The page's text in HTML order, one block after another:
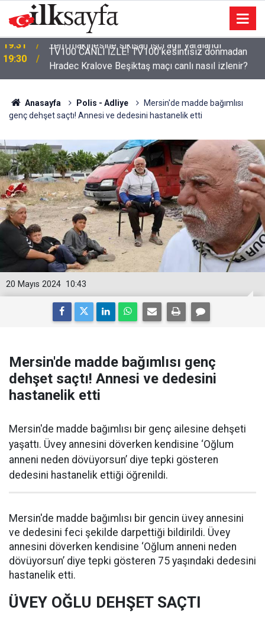
19:30
TV100 CANLI İZLE! TV100 kesintisiz donmadan
Hradec Kralove Beşiktaş maçı canlı nasıl izlenir?
Anasayfa Polis - Adliye
Mersin'de madde bağımlısı
genç dehşet saçtı! Annesi ve dedesini hastanelik etti
10:43
20 Mayıs 2024
Mersin'de madde bağımlısı genç
dehşet saçtı! Annesi ve dedesini
hastanelik etti
Mersin'de madde bağımlısı bir genç ailesine dehşeti
yaşattı. Üvey annesini döverken kendisine ‘Oğlum
anneni neden dövüyorsun’ diye tepki gösteren
dedesini hastanelik ettiği öğrenildi.
Mersin'de madde bağımlısı bir gencin üvey annesini
ve dedesini feci şekilde darpettiği bildirildi. Üvey
annesini döverken kendisine ‘Oğlum anneni neden
dövüyorsun’ diye tepki gösteren 75 yaşındaki dedesini
hastanelik etti.
ÜVEY OĞLU DEHŞET SAÇTI